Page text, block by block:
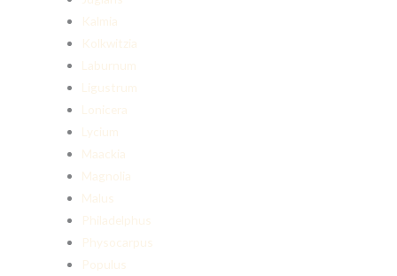
Kalmia
Kolkwitzia
Laburnum
Ligustrum
Lonicera
Lycium
Maackia
Magnolia
Malus
Philadelphus
Physocarpus
Populus